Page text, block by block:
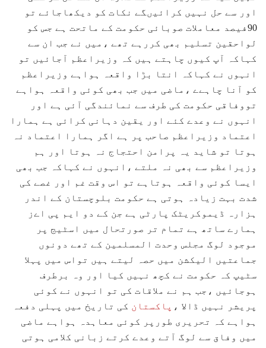
اور سے حل نہیں کرائیںگے نکات کو دیکھاجائے تو
90فیصد معاملات صوبائی حکومت کے ماتحت ہے جس کو
لواحقین تسلیم بھی کررہے تھے ،میں نے جب ان سے
کہاکہ آپ کیوں چاہتے ہیں کہ وزیراعظم آجائیں تو
انہوں نے کہاکہ انتا بڑا واقعہ ہواہے وزیراعظم
کو آنا چاہےے ،ماضی میں جب بھی کوئی واقعہ ہواہے
تووفاقی حکومت کی طرف سے نمائندگی آئی ہے اور
انہوں نے وعدے کئے اور یقین دہانی کرائی ہے ہمارا
اعتماد وزیراعظم صاحب پر ہے اگر ہمارا اعتماد نہ
ہوتا تو شاید یہ پرامن احتجاج نہ ہوتا اور ہم
وزیراعظم سے بھی نہ ملتے ،انہوں نے کہاکہ جب بھی
ایسا کوئی واقعہ ہوتاہے تو اس وقت غم اور غصے کی
شدت بہت زیادہ ہوتی ہے حکومت بلوچستان کے اندر
ہزارہ ڈیموکریٹک پارٹی ہے جن کے دو ایم پی اےز
ہمارے ساتھ ہے تمام تر صورتحال میں اسٹیج پر
موجود لوگ مجلس وحدت المسلمین کے تھے دونوں
جماعتیں الیکشن میں حصہ لیتے ہیں تواس میں پہلا
سٹیپ کہ حکومت نے کچھ نہیں کیا اور وہ برطرف
ہوجائیں ،جب ہم نے ملاقات کی تو انہوں نے کوئی
پریشر نہیں ڈالا ، پاکستان کی تاریخ میں پہلی دفعہ
ہواہے کہ تحریری طورپر کوئی معاہدہ ہواہے ماضی
میں وفاق سے لوگ آتے وعدے کرتے زبانی کلامی ہوتی